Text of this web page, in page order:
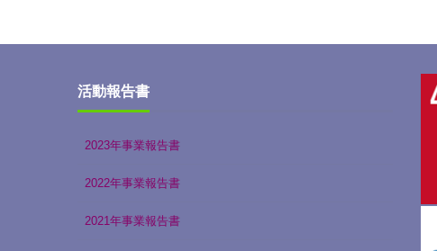
活動報告書
2023年事業報告書
2022年事業報告書
2021年事業報告書